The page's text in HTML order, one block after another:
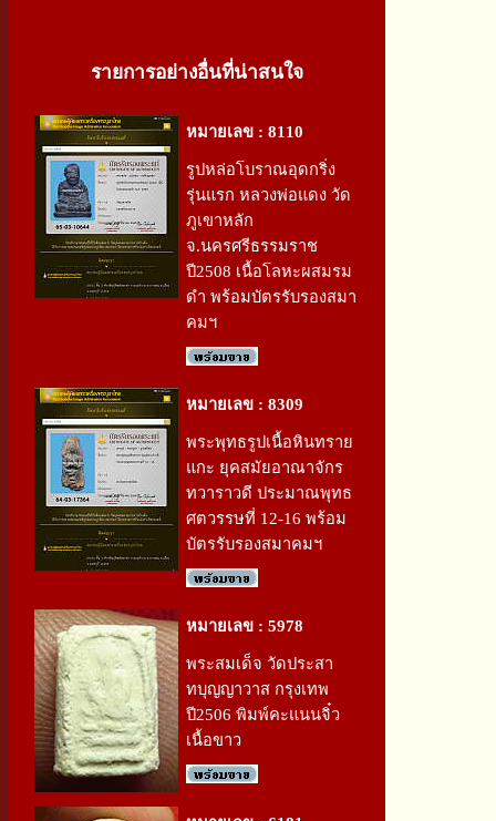
รายการอย่างอื่นที่น่าสนใจ
หมายเลข : 8110
รูปหล่อโบราณอุดกริ่ง
รุ่นแรก หลวงพ่อแดง วัด
ภูเขาหลัก
จ.นครศรีธรรมราช
ปี2508 เนื้อโลหะผสมรม
ดำ พร้อมบัตรรับรองสมา
คมฯ
หมายเลข : 8309
พระพุทธรูปเนื้อหินทราย
แกะ ยุคสมัยอาณาจักร
ทวาราวดี ประมาณพุทธ
ศตวรรษที่ 12-16 พร้อม
บัตรรับรองสมาคมฯ
หมายเลข : 5978
พระสมเด็จ วัดประสา
ทบุญญาวาส กรุงเทพ
ปี2506 พิมพ์คะแนนจิ๋ว
เนื้อขาว